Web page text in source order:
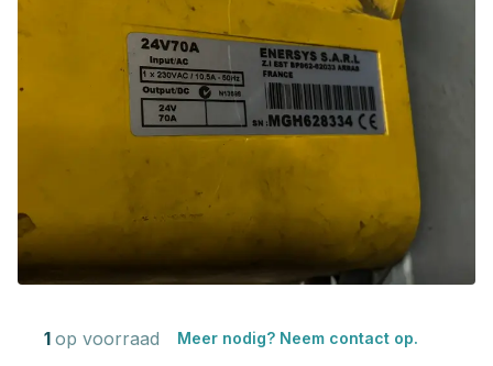
1 op voorraad Meer nodig? Neem contact op.